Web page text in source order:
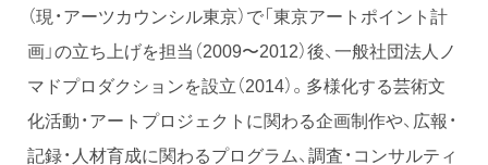
（現・アーツカウンシル東京）で「東京アートポイント計
画」の立ち上げを担当（2009〜2012）後、一般社団法人ノ
マドプロダクションを設立（2014）。多様化する芸術文
化活動・アートプロジェクトに関わる企画制作や、広報・
記録・人材育成に関わるプログラム、調査・コンサルティ